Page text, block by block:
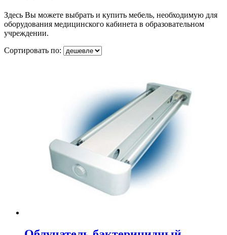
Здесь Вы можете выбрать и купить мебель, необходимую для
оборудования медицинского кабинета в образовательном
учреждении.
Сортировать по: